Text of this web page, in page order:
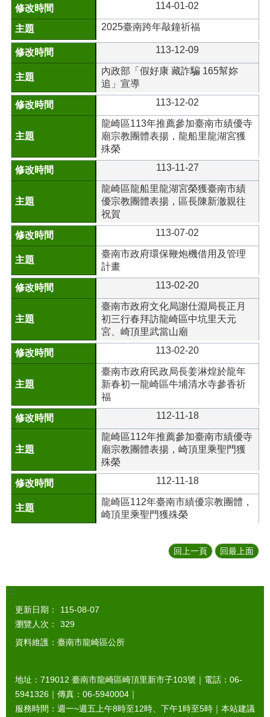
114-01-02
2025臺南跨年敲鐘祈福
113-12-09
內政部「假好康 藏詐騙 165幫妳
追」宣導
113-12-02
龍崎區113年推薦參加臺南市績優寺
廟宗教團體表揚，龍船里龍湖宮獲
殊榮
113-11-27
龍崎區龍船里龍湖宮榮獲臺南市績
優宗教團體表揚，區長陳新澈親往
祝賀
113-07-02
臺南市政府環保鞭炮機借用及管理
計畫
113-02-20
臺南市政府文化局謝仕淵局長正月
初三行春拜訪龍崎區中坑里天元
宮、崎頂里武當山廟
113-02-20
臺南市政府民政局長姜淋煌於龍年
新春初一龍崎區牛埔清水寺參香祈
福
112-11-18
龍崎區112年推薦參加臺南市績優寺
廟宗教團體表揚，崎頂里乘聖門獲
殊榮
112-11-18
龍崎區112年臺南市績優宗教團體，
崎頂里乘聖門獲殊榮
回上一頁 回最上面
:::
更新日期：
115-08-07
瀏覽人次：
329
資料維護：臺南市龍崎區公所
地址：719012 臺南市龍崎區崎頂里新市子103號｜電話：06-
5941326｜傳真：06-5940004｜
服務時間：週一~週五上午8時至12時、下午1時至5時｜本站建議